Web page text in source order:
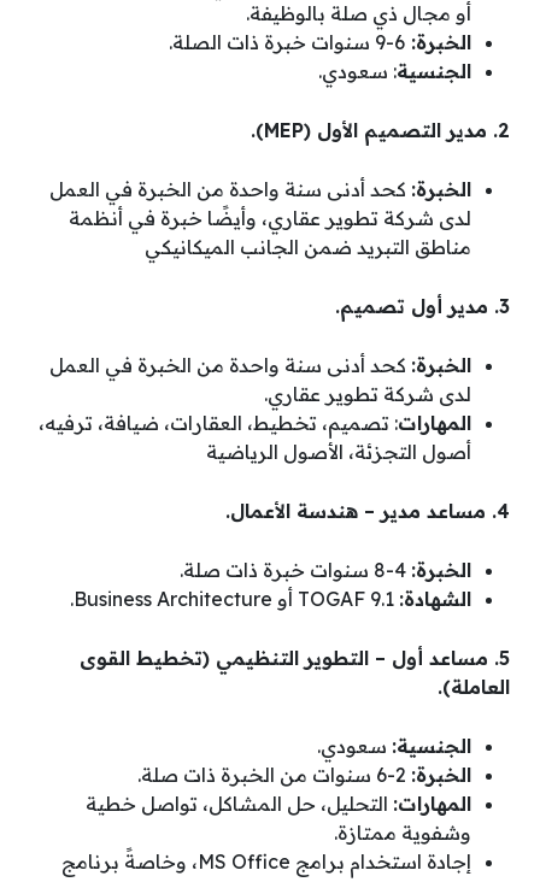
أو مجال ذي صلة بالوظيفة.
الخبرة: 6-9 سنوات خبرة ذات الصلة.
الجنسية: سعودي.
2. مدير التصميم الأول (MEP).
الخبرة: كحد أدنى سنة واحدة من الخبرة في العمل
لدى شركة تطوير عقاري، وأيضًا خبرة في أنظمة
مناطق التبريد ضمن الجانب الميكانيكي
3. مدير أول تصميم.
الخبرة: كحد أدنى سنة واحدة من الخبرة في العمل
لدى شركة تطوير عقاري.
المهارات: تصميم، تخطيط، العقارات، ضيافة، ترفيه،
أصول التجزئة، الأصول الرياضية
4. مساعد مدير – هندسة الأعمال.
الخبرة:
الشهادة:
5. مساعد أول – التطوير التنظيمي (تخطيط القوى
العاملة).
الجنسية: سعودي.
الخبرة:
المهارات: التحليل، حل المشاكل، تواصل خطية
وشفوية ممتازة.
إجادة استخدام برامج MS Office، وخاصةً برنامج